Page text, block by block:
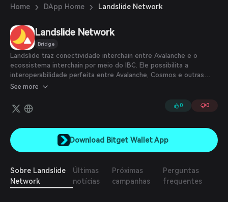
ภาษาไทย
العربية
हिन्दी
বাংলা
Español
Português (Brasil)
Español (Argentina)
Home › DApp Home › Landslide Network
Landslide Network
Bridge
Landslide traz conectividade interchain entre Avalanche e o
ecossistema interchain por meio do IBC. Ele possibilita a
interoperabilidade perfeita entre Avalanche, Cosmos e outras
cadeias habilitadas para IBC. Marca o início de uma nova era de
usuário simplificada, permitindo que qualquer dapp baseado em
CosmWasm funcione nativamente na rede Avalanche.
See more
0 0
Download Bitget Wallet App
Sobre Landslide
Network
Últimas
notícias
Próximas
campanhas
Perguntas
frequentes